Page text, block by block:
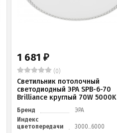
1 681₽
(0)
Светильник потолочный
светодиодный ЭРА SPB-6-70
Brilliance круглый 70W 5000K
Бренд
ЭРА
Индекс
цветопередачи
3000...6000